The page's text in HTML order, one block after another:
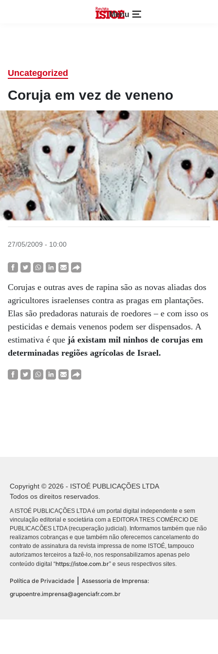
Menu
Uncategorized
Coruja em vez de veneno
27/05/2009 - 10:00
Corujas e outras aves de rapina são as novas aliadas dos
agricultores israelenses contra as pragas em plantações.
Elas são predadoras naturais de roedores – e com isso os
pesticidas e demais venenos podem ser dispensados. A
estimativa é que já existam mil ninhos de corujas em
determinadas regiões agrícolas de Israel.
Copyright © 2026 - ISTOÉ PUBLICAÇÕES LTDA
Todos os direitos reservados.
A ISTOÉ PUBLICAÇÕES LTDA é um portal digital independente e sem
vinculação editorial e societária com a EDITORA TRES COMÉRCIO DE
PUBLICACÕES LTDA (recuperação judicial). Informamos também que não
realizamos cobranças e que também não oferecemos cancelamento do
contrato de assinatura da revista impressa de nome ISTOÉ, tampouco
autorizamos terceiros a fazê-lo, nos responsabilizamos apenas pelo
conteúdo digital “https://istoe.com.br” e seus respectivos sites.
Política de Privacidade
Assessoria de Imprensa:
grupoentre.imprensa@agenciafr.com.br